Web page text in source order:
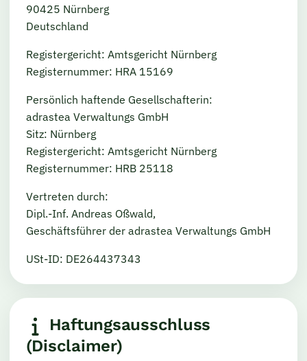
90425 Nürnberg
Deutschland
Registergericht: Amtsgericht Nürnberg
Registernummer: HRA 15169
Persönlich haftende Gesellschafterin:
adrastea Verwaltungs GmbH
Sitz: Nürnberg
Registergericht: Amtsgericht Nürnberg
Registernummer: HRB 25118
Vertreten durch:
Dipl.-Inf. Andreas Oßwald,
Geschäftsführer der adrastea Verwaltungs GmbH
USt-ID: DE264437343
Haftungsausschluss
(Disclaimer)